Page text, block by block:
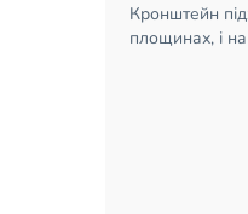
Кронштейн
площинах, і